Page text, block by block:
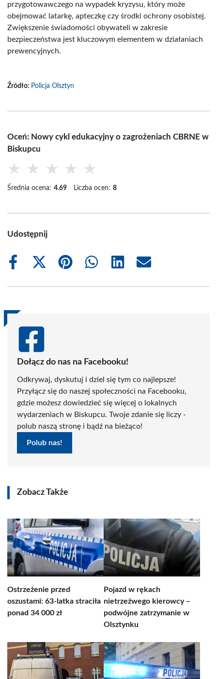
przygotowawczego na wypadek kryzysu, który może
obejmować latarkę, apteczkę czy środki ochrony osobistej.
Zwiększenie świadomości obywateli w zakresie
bezpieczeństwa jest kluczowym elementem w działaniach
prewencyjnych.
Źródło: Policja Olsztyn
Oceń: Nowy cykl edukacyjny o zagrożeniach CBRNE w
Biskupcu
★ ★ ★ ★ ★
Średnia ocena: 4.69 Liczba ocen: 8
Udostępnij
Share
Share
(Twitter)
Share
Share
Share
Share
Dołącz do nas na Facebooku!
Odkrywaj, dyskutuj i dziel się tym co najlepsze!
Przyłącz się do naszej społeczności na Facebooku,
gdzie możesz dowiedzieć się więcej o lokalnych
wydarzeniach w Biskupcu. Twoje zdanie się liczy -
polub naszą stronę i bądź na bieżąco!
Polub nas!
Zobacz Także
Ostrzeżenie przed
oszustami: 63-latka straciła
ponad 34 000 zł
Pojazd w rękach
nietrzeźwego kierowcy –
podwójne zatrzymanie w
Olsztynku